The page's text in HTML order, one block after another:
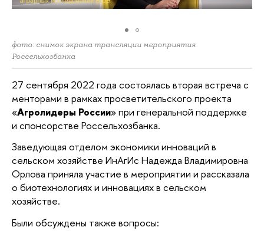
фото: снимок экрана трансляции мероприятия
Россельхозбанка
27 сентября 2022 года состоялась вторая встреча с
менторами в рамках просветительского проекта
«Агролидеры России» при генеральной поддержке
и спонсорстве Россельхозбанка.
Заведующая отделом экономики инноваций в
сельском хозяйстве ИнАгИс Надежда Владимировна
Орлова приняла участие в мероприятии и рассказала
о биотехнологиях и инновациях в сельском
хозяйстве.
Были обсуждены также вопросы: